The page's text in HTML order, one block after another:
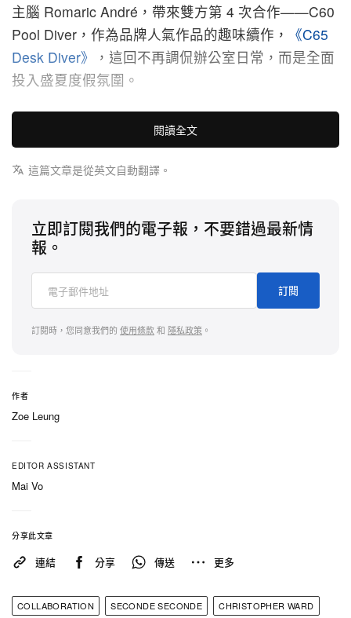
主腦 Romaric André，帶來雙方第 4 次合作——C60
Pool Diver，作為品牌人氣作品的趣味續作，
《C65
Desk Diver》
，這回不再調侃辦公室日常，而是全面
投入盛夏度假氛圍。
被定位為「減壓潛水錶」，這枚作品沿用 C60
Trident Reef 強悍結構，卻換上一本帶點冷調幽默的
度假指南。與其說是嚴肅的深潛工具，不如說 C60
以戲謔筆調描繪錶迷真正休假時的日常。
41 mm 不鏽鋼錶殼搭配陶瓷錶圈之下，傳統潛水刻
度被一枚主打「自我精進」的趣味錶盤取代。啞白噴
砂面盤劃分為 5 大色塊區域，分別對應池畔閱讀、日
光浴、徹底放空、為「炫耀」而自拍，以及最後的反
帶小島圖案，玩味十足。
C60 Pool Diver 採期間限定預訂形式發售，只能透過
24 日，並預計於 7 月中旬起陸續出貨。錶款可搭配
閱讀全文
這篇文章是從英文自動翻譯。
立即訂閱我們的電子報，不要錯過最新情
報。
訂閱
訂閱時，您同意我們的 使用條款和 隱私政策 。
作者
Zoe Leung
EDITOR ASSISTANT
Mai Vo
分享此文章
連結 分享 傳送 更多
COLLABORATION SECONDE SECONDE
CHRISTOPHER WARD